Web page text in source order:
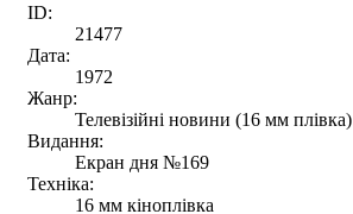
ID:
21477
Дата:
1972
Жанр:
Телевізійні новини (16 мм плівка)
Видання:
Екран дня №169
Техніка:
16 мм кіноплівка